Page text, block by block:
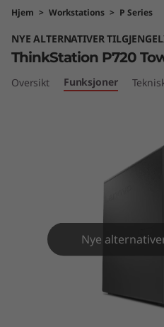
S
a
Hjem > Workstations > P Series
NYE ALTERNATIVER
ThinkStation P720
Oversikt Funksjoner
Nye